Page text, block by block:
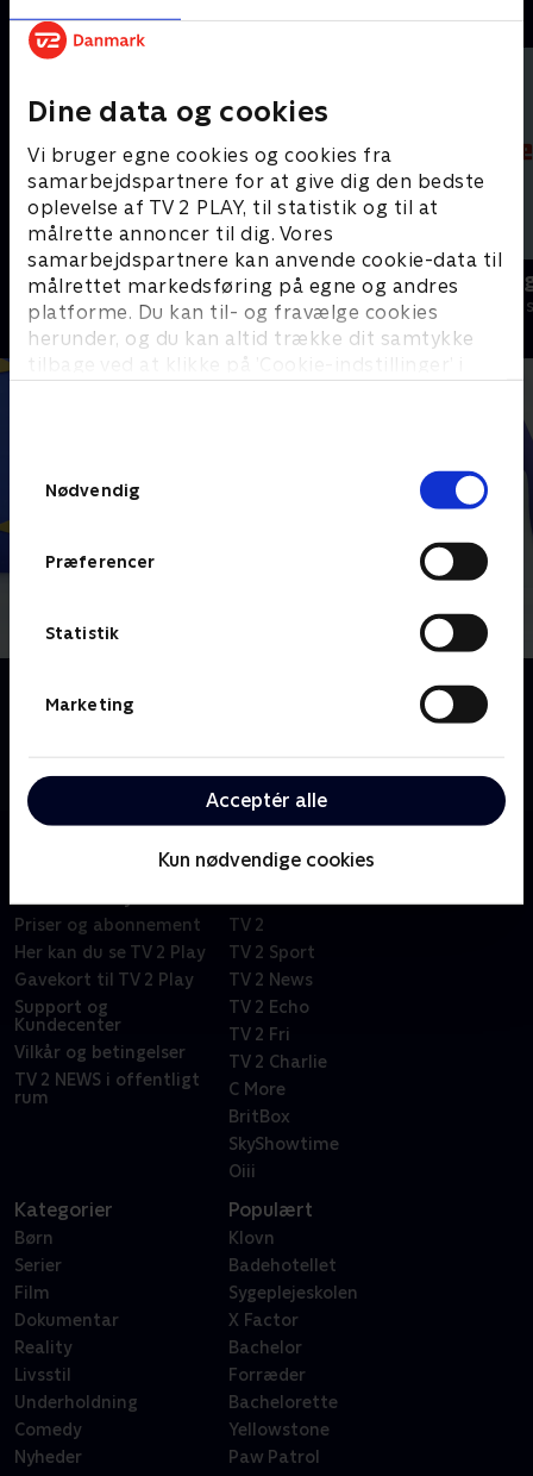
Dine data og cookies
Vi bruger egne cookies og cookies fra
samarbejdspartnere for at give dig den bedste
oplevelse af TV 2 PLAY, til statistik og til at
målrette annoncer til dig. Vores
samarbejdspartnere kan anvende cookie-data til
målrettet markedsføring på egne og andres
platforme. Du kan til- og fravælge cookies
herunder, og du kan altid trække dit samtykke
tilbage ved at klikke på ’Cookie-indstillinger’ i
Nødvendig
Præferencer
Statistik
Marketing
Acceptér alle
Kun nødvendige cookies
Andre så også
Pingu
Børneserier • 6 sæsoner
Alfons
Børneserier • 1
I denne animerede børneserie flytter Pingu til
Ikke alt går lige godt.
Priser og abonnement
Her kan du se TV 2 Play
Gavekort til TV 2 Play
Support og
Kundecenter
Vilkår og betingelser
TV 2 NEWS i offentligt
rum
TV 2
TV 2 Sport
TV 2 News
TV 2 Echo
TV 2 Fri
TV 2 Charlie
C More
BritBox
SkyShowtime
Oiii
Kategorier
Børn
Serier
Film
Dokumentar
Reality
Livsstil
Underholdning
Comedy
Nyheder
Populært
Klovn
Badehotellet
Sygeplejeskolen
X Factor
Bachelor
Forræder
Bachelorette
Yellowstone
Paw Patrol